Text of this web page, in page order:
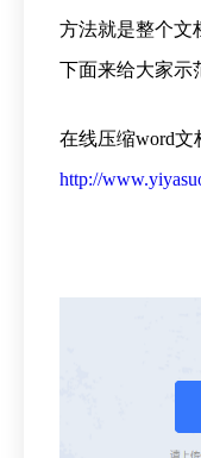
方法就是整个文
下面来给大家示
在线压缩word文
http://